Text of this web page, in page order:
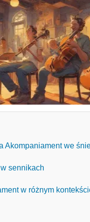
Akompaniament we
sennikach
w różnym